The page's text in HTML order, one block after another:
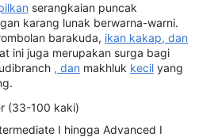
serangkaian puncak
karang lunak berwarna-warni.
barakuda, ikan kakap, dan
ini juga merupakan surga bagi
, dan makhluk kecil yang
(33-100 kaki)
I hingga Advanced I